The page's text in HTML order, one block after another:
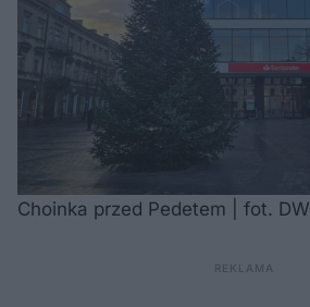
Choinka przed Pedetem | fot. DW